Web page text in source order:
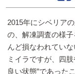
2015年にシベリア
の、解凍調査の様
んど損なわれてい
ミイラですが、四
良い状態”であった